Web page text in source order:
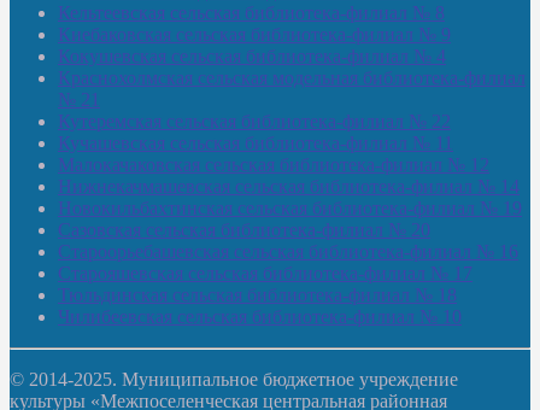
Кельтеевская сельская библиотека-филиал № 8
Киебаковская сельская библиотека-филиал № 9
Кокушевская сельская библиотека-филиал № 4
Краснохолмская сельская модельная библиотека-филиал
№ 21
Кутеремская сельская библиотека-филиал № 22
Кучашевская сельская библиотека-филиал № 11
Малокачаковская сельская библиотека-филиал № 12
Нижнекачмашевская сельская библиотека-филиал № 14
Новокильбахтинская сельская библиотека-филиал № 19
Сазовская сельская библиотека-филиал № 20
Староорьебашевская сельская библиотека-филиал № 16
Старояшевская сельская библиотека-филиал № 17
Тюльдинская сельская библиотека-филиал № 18
Чилибеевская сельская библиотека-филиал № 10
© 2014-2025. Муниципальное бюджетное учреждение
культуры «Межпоселенческая центральная районная